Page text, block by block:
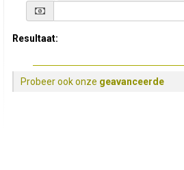
Resultaat:
Probeer ook onze geavanceerde